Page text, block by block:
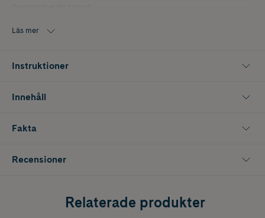
Läs mer
Instruktioner
Innehåll
Fakta
Recensioner
Relaterade produkter